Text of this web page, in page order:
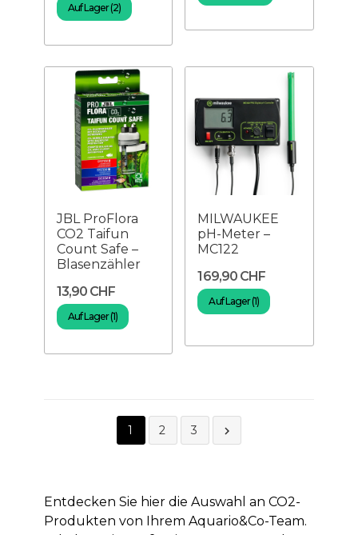
Auf Lager (2)
JBL ProFlora
CO2 Taifun
Count Safe –
Blasenzähler
13,90 CHF
Auf Lager (1)
MILWAUKEE
pH-Meter –
MC122
169,90 CHF
Auf Lager (1)
1 2 3 
Entdecken Sie hier die Auswahl an CO2-
Produkten von Ihrem Aquario&Co-Team.